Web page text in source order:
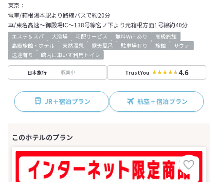
東京：
電車/箱根湯本駅より路線バスで約20分
車/東名高速～御殿場IC～138号線宮ノ下より元箱根方面1号線約40分
エステ＆スパ 大浴場 宅配サービス 無料WiFiあり
高級旅館
高級旅館・ホテル
天然温泉 露天風呂 駐車場有り 旅館
サウナ
送迎有り
館内に車いす利用トイレ
日本旅行 収集中 TrustYou 4.6
JR＋宿泊プラン 航空＋宿泊プラン